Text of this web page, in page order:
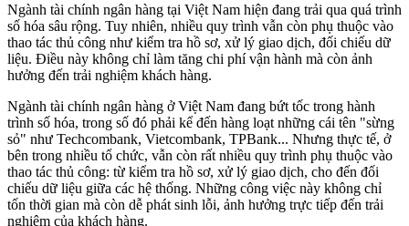
Ngành tài chính ngân hàng tại Việt Nam hiện đang trải qua quá trình
số hóa sâu rộng. Tuy nhiên, nhiều quy trình vẫn còn phụ thuộc vào
thao tác thủ công như kiểm tra hồ sơ, xử lý giao dịch, đối chiếu dữ
liệu. Điều này không chỉ làm tăng chi phí vận hành mà còn ảnh
hưởng đến trải nghiệm khách hàng.
Ngành tài chính ngân hàng ở Việt Nam đang bứt tốc trong hành
trình số hóa, trong số đó phải kể đến hàng loạt những cái tên "sừng
sỏ" như Techcombank, Vietcombank, TPBank... Nhưng thực tế, ở
bên trong nhiều tổ chức, vẫn còn rất nhiều quy trình phụ thuộc vào
thao tác thủ công: từ kiểm tra hồ sơ, xử lý giao dịch, cho đến đối
chiếu dữ liệu giữa các hệ thống. Những công việc này không chỉ
tốn thời gian mà còn dễ phát sinh lỗi, ảnh hưởng trực tiếp đến trải
nghiệm của khách hàng.